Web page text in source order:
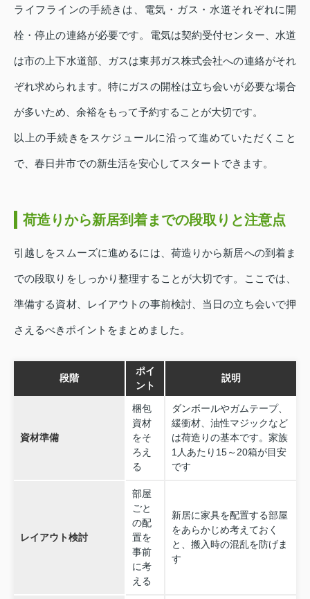
ライフラインの手続きは、電気・ガス・水道それぞれに開
栓・停止の連絡が必要です。電気は契約受付センター、水道
は市の上下水道部、ガスは東邦ガス株式会社への連絡がそれ
ぞれ求められます。特にガスの開栓は立ち会いが必要な場合
が多いため、余裕をもって予約することが大切です。
以上の手続きをスケジュールに沿って進めていただくこと
で、春日井市での新生活を安心してスタートできます。
荷造りから新居到着までの段取りと注意点
引越しをスムーズに進めるには、荷造りから新居への到着ま
での段取りをしっかり整理することが大切です。ここでは、
準備する資材、レイアウトの事前検討、当日の立ち会いで押
さえるべきポイントをまとめました。
段階
ポイ
ント
説明
資材準備
梱包
資材
をそ
ろえ
る
ダンボールやガムテープ、
緩衝材、油性マジックなど
は荷造りの基本です。家族
1人あたり15～20箱が目安
です
レイアウト検討
部屋
ごと
の配
置を
事前
に考
える
新居に家具を配置する部屋
をあらかじめ考えておく
と、搬入時の混乱を防げま
す